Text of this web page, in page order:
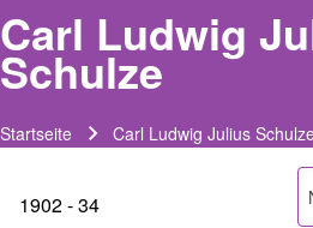
Carl Ludwig
Schulze
Startseite Carl Ludwig Julius
1902 - 34